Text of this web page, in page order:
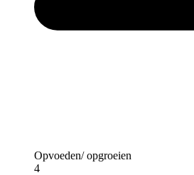
Opvoeden/ opgroeien
4